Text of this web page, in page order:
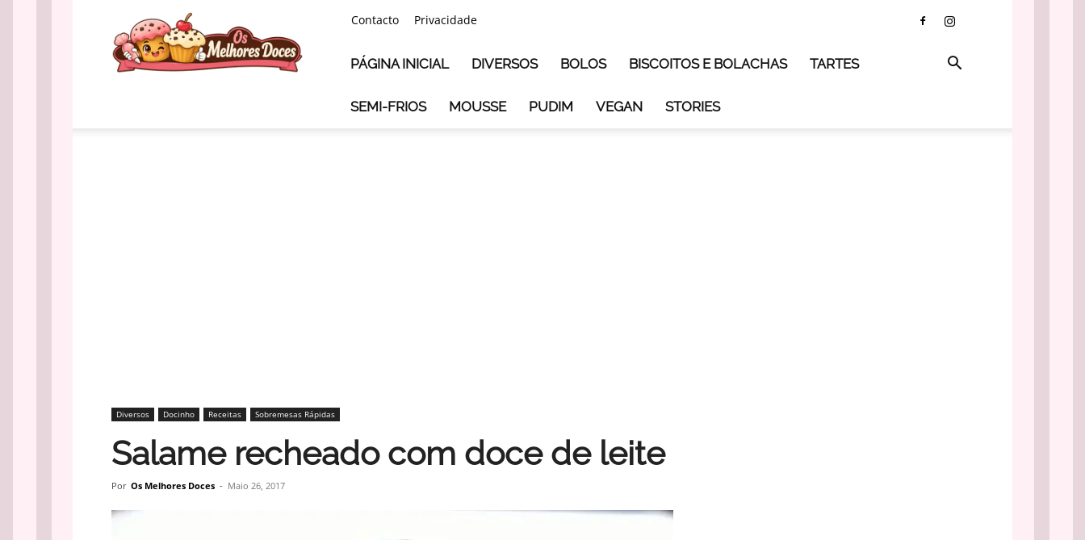
Melhores
Doces
Contacto Privacidade
PÁGINA INICIAL DIVERSOS BOLOS BISCOITOS E BOLACHAS TARTES
SEMI-FRIOS MOUSSE PUDIM VEGAN STORIES
Diversos Docinho Receitas Sobremesas Rápidas
Salame recheado com doce de leite
Por Os Melhores Doces - Maio 26, 2017